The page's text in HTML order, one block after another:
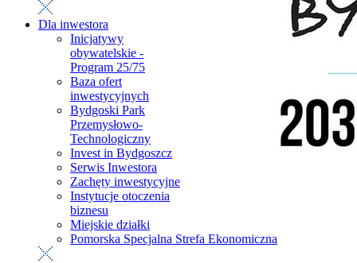
Dla inwestora
Inicjatywy
obywatelskie -
Program 25/75
Baza ofert
inwestycyjnych
Bydgoski Park
Przemysłowo-
Technologiczny
Invest in Bydgoszcz
Serwis Inwestora
Zachęty inwestycyjne
Instytucje otoczenia
biznesu
Miejskie działki
Pomorska Specjalna Strefa Ekonomiczna